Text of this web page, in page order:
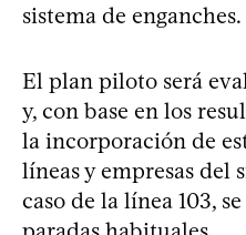
sistema de enganches.
El plan piloto será
y, con base en los
la incorporación de
líneas y empresas del
caso de la línea 103,